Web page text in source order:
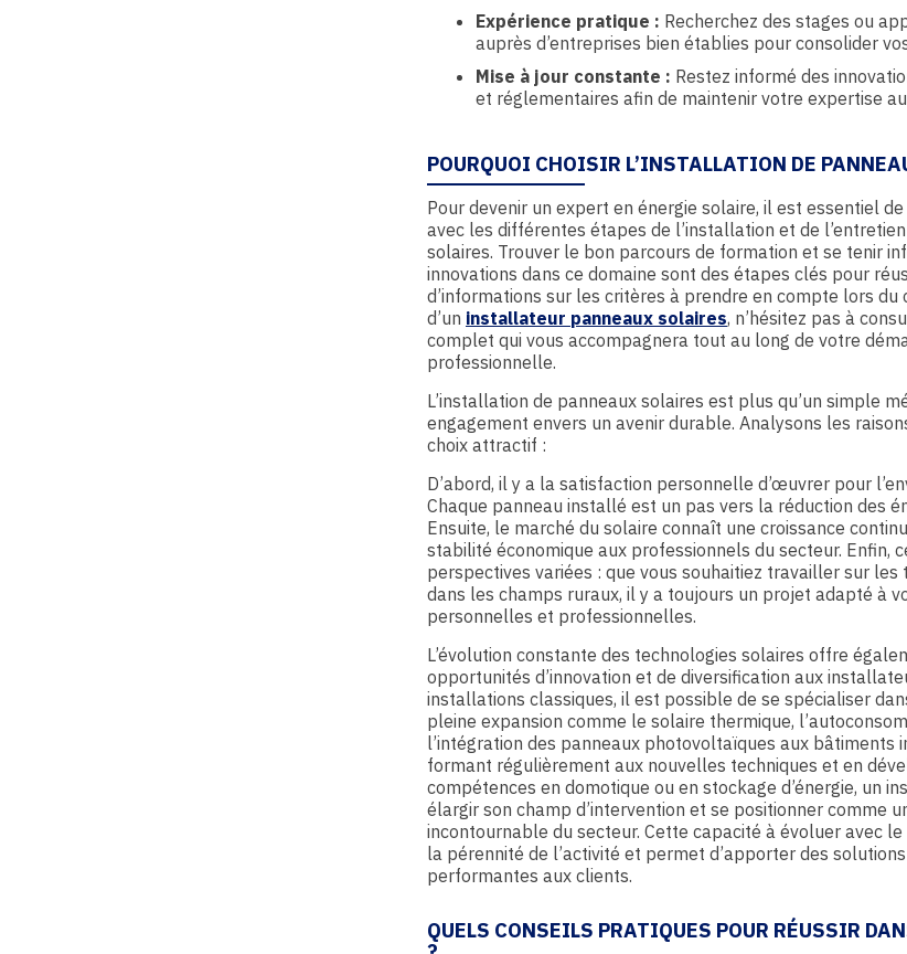
Expérience pratique : Recherchez des stages ou
auprès d’entreprises bien établies pour consolider
Mise à jour constante : Restez informé des
et réglementaires afin de maintenir votre expertise
POURQUOI CHOISIR L’INSTALLATION DE
Pour devenir un expert en énergie solaire, il est essentiel
avec les différentes étapes de l’installation et de
solaires. Trouver le bon parcours de formation et se tenir
innovations dans ce domaine sont des étapes clés pour
d’informations sur les critères à prendre en compte lors du
d’un installateur panneaux solaires, n’hésitez pas à
complet qui vous accompagnera tout au long de votre
professionnelle.
L’installation de panneaux solaires est plus qu’un simple
engagement envers un avenir durable. Analysons les
choix attractif :
D’abord, il y a la satisfaction personnelle d’œuvrer pour
Chaque panneau installé est un pas vers la réduction des
Ensuite, le marché du solaire connaît une croissance
stabilité économique aux professionnels du secteur. Enfin,
perspectives variées : que vous souhaitiez travailler sur les
dans les champs ruraux, il y a toujours un projet adapté à
personnelles et professionnelles.
L’évolution constante des technologies solaires offre
opportunités d’innovation et de diversification aux
installations classiques, il est possible de se spécialiser
pleine expansion comme le solaire thermique,
l’intégration des panneaux photovoltaïques aux bâtiments
formant régulièrement aux nouvelles techniques et en
compétences en domotique ou en stockage d’énergie, un
élargir son champ d’intervention et se positionner comme
incontournable du secteur. Cette capacité à évoluer avec
la pérennité de l’activité et permet d’apporter des
performantes aux clients.
QUELS CONSEILS PRATIQUES POUR RÉUSSIR